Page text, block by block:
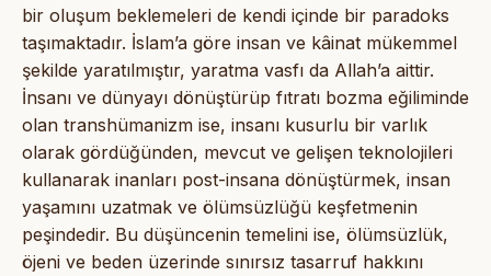
bir oluşum beklemeleri de kendi içinde bir paradoks
taşımaktadır. İslam’a göre insan ve kâinat mükemmel
şekilde yaratılmıştır, yaratma vasfı da Allah’a aittir.
İnsanı ve dünyayı dönüştürüp fıtratı bozma eğiliminde
olan transhümanizm ise, insanı kusurlu bir varlık
olarak gördüğünden, mevcut ve gelişen teknolojileri
kullanarak inanları post-insana dönüştürmek, insan
yaşamını uzatmak ve ölümsüzlüğü keşfetmenin
peşindedir. Bu düşüncenin temelini ise, ölümsüzlük,
öjeni ve beden üzerinde sınırsız tasarruf hakkını